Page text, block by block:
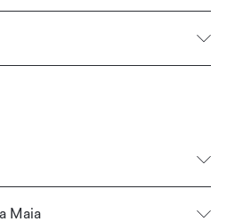
Maia